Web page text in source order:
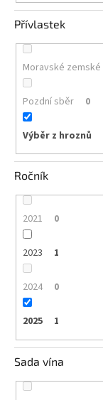
Přívlastek
Moravské zemské
Pozdní sběr 0
Výběr z hroznů
Ročník
2021 0
2023 1
2024 0
2025 1
Sada vína